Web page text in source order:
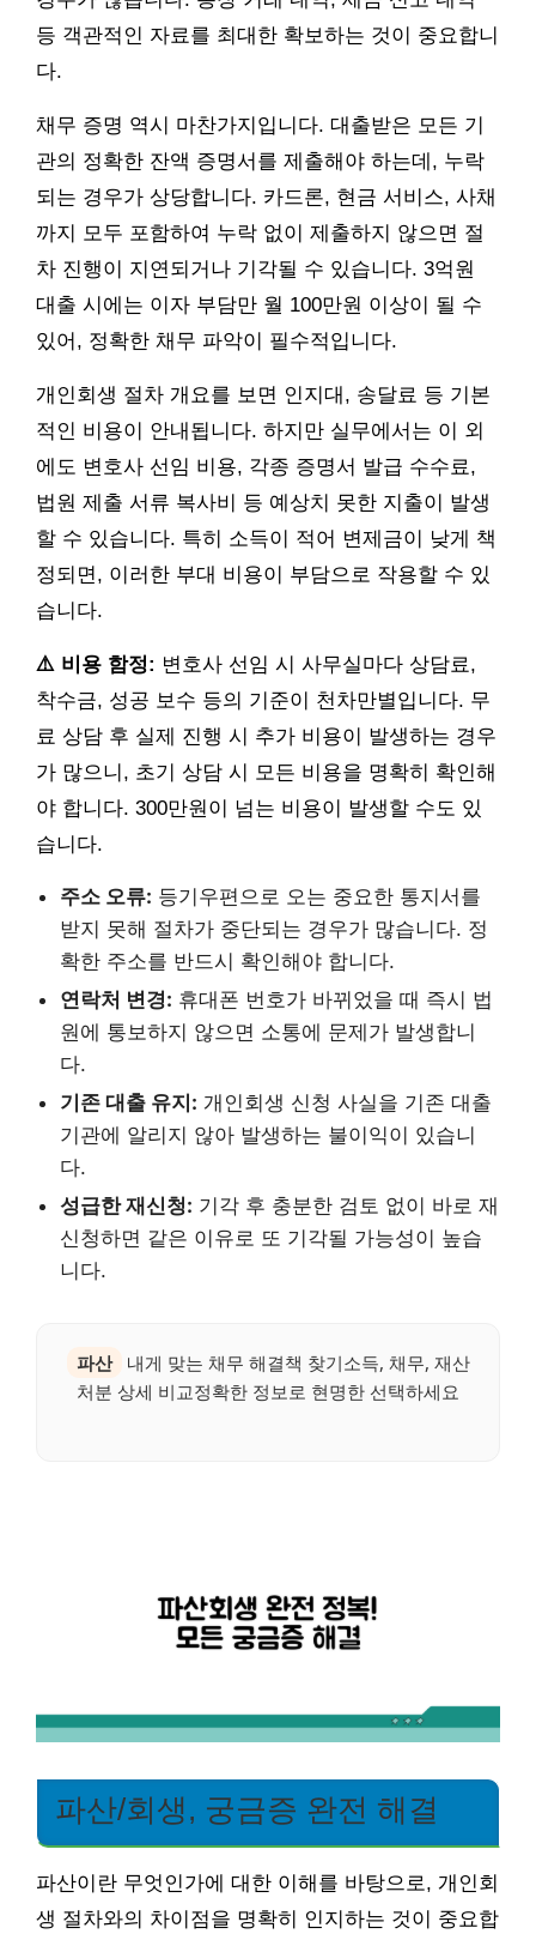
등 객관적인 자료를 최대한 확보하는 것이 중요합니
다.
채무 증명 역시 마찬가지입니다. 대출받은 모든 기
관의 정확한 잔액 증명서를 제출해야 하는데, 누락
되는 경우가 상당합니다. 카드론, 현금 서비스, 사채
까지 모두 포함하여 누락 없이 제출하지 않으면 절
차 진행이 지연되거나 기각될 수 있습니다. 3억원
대출 시에는 이자 부담만 월 100만원 이상이 될 수
있어, 정확한 채무 파악이 필수적입니다.
개인회생 절차 개요를 보면 인지대, 송달료 등 기본
적인 비용이 안내됩니다. 하지만 실무에서는 이 외
에도 변호사 선임 비용, 각종 증명서 발급 수수료,
법원 제출 서류 복사비 등 예상치 못한 지출이 발생
할 수 있습니다. 특히 소득이 적어 변제금이 낮게 책
정되면, 이러한 부대 비용이 부담으로 작용할 수 있
습니다.
⚠️ 비용 함정: 변호사 선임 시 사무실마다 상담료,
착수금, 성공 보수 등의 기준이 천차만별입니다. 무
료 상담 후 실제 진행 시 추가 비용이 발생하는 경우
가 많으니, 초기 상담 시 모든 비용을 명확히 확인해
야 합니다. 300만원이 넘는 비용이 발생할 수도 있
습니다.
주소 오류: 등기우편으로 오는 중요한 통지서를
받지 못해 절차가 중단되는 경우가 많습니다. 정
확한 주소를 반드시 확인해야 합니다.
연락처 변경: 휴대폰 번호가 바뀌었을 때 즉시 법
원에 통보하지 않으면 소통에 문제가 발생합니
다.
기존 대출 유지: 개인회생 신청 사실을 기존 대출
기관에 알리지 않아 발생하는 불이익이 있습니
다.
성급한 재신청: 기각 후 충분한 검토 없이 바로 재
신청하면 같은 이유로 또 기각될 가능성이 높습
니다.
파산
내게 맞는 채무 해결책 찾기소득, 채무, 재산
처분 상세 비교정확한 정보로 현명한 선택하세요
파산/회생, 궁금증 완전 해결
파산이란 무엇인가에 대한 이해를 바탕으로, 개인회
생 절차와의 차이점을 명확히 인지하는 것이 중요합